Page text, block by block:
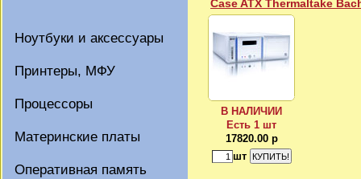
Ноутбуки и аксессуары
Принтеры, МФУ
Процессоры
Материнские платы
Оперативная память
Case ATX Thermaltake
В НАЛИЧИИ
Есть 1 шт
17820.00 р
шт